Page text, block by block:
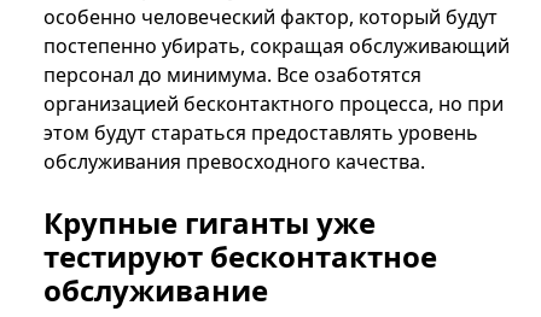
особенно человеческий фактор, который будут
постепенно убирать, сокращая обслуживающий
персонал до минимума. Все озаботятся
организацией бесконтактного процесса, но при
этом будут стараться предоставлять уровень
обслуживания превосходного качества.
Крупные гиганты уже
тестируют бесконтактное
обслуживание